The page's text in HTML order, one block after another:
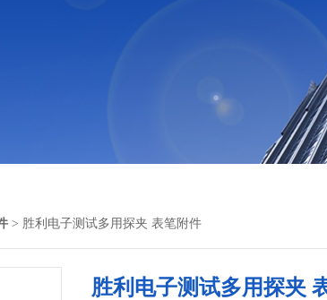
> 胜利电子测试多用探夹 表笔附件
胜利电子测试多用探夹